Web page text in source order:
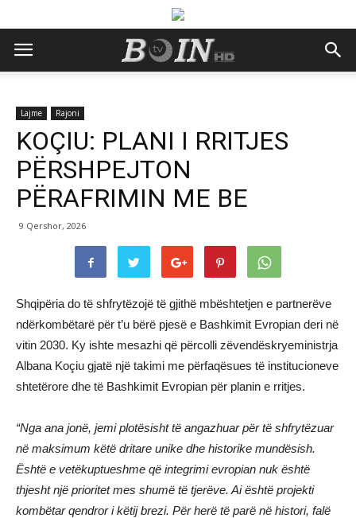
Lajme Rajoni
KOÇIU: PLANI I RRITJES
PËRSHPEJTON
PËRAFRIMIN ME BE
9 Qershor, 2026
Shqipëria do të shfrytëzojë të gjithë mbështetjen e partnerëve
ndërkombëtarë për t’u bërë pjesë e Bashkimit Evropian deri në
vitin 2030. Ky ishte mesazhi që përcolli zëvendëskryeministrja
Albana Koçiu gjatë një takimi me përfaqësues të institucioneve
shtetërore dhe të Bashkimit Evropian për planin e rritjes.
“Nga ana jonë, jemi plotësisht të angazhuar për të shfrytëzuar
në maksimum këtë dritare unike dhe historike mundësish.
Është e vetëkuptueshme që integrimi evropian nuk është
thjesht një prioritet mes shumë të tjerëve. Ai është projekti
kombëtar qendror i këtij brezi. Për herë të parë në histori, falë